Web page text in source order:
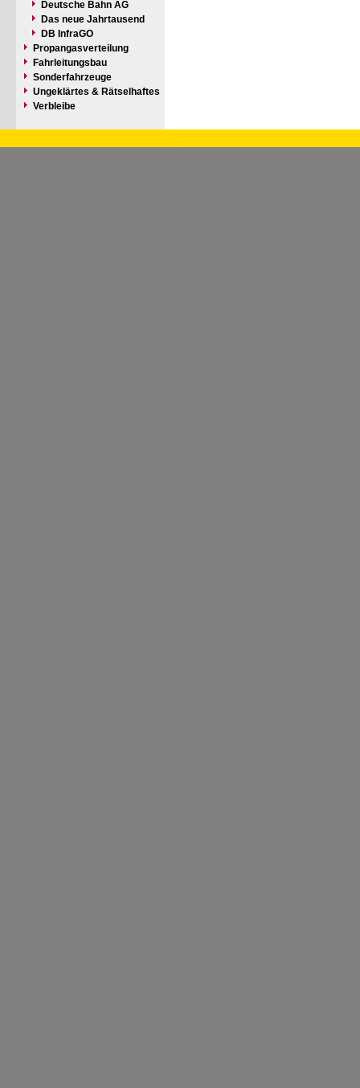
Deutsche Bahn AG
Das neue Jahrtausend
DB InfraGO
Propangasverteilung
Fahrleitungsbau
Sonderfahrzeuge
Ungeklärtes & Rätselhaftes
Verbleibe